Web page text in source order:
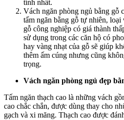
tính nhất.
Vách ngăn phòng ngủ bằng gỗ
tấm ngăn bằng gỗ tự nhiên,
gỗ công nghiệp có giá thành
sử dụng trong các căn hộ có
hay vàng nhạt của gỗ sẽ giúp
thêm ấm cúng nhưng cũng
trọng.
Vách ngăn phòng ngủ đẹp
Tấm ngăn thạch cao là những vách
cao chắc chắn, được dùng thay cho
gạch và xi măng. Thạch cao được